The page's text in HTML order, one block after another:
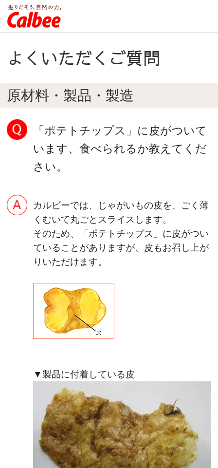
よくいただくご質問
原材料・製品・製造
「ポテトチップス」に皮がついて
います、食べられるか教えてくだ
さい。
カルビーでは、じゃがいもの皮を、ごく薄
くむいて丸ごとスライスします。
そのため、「ポテトチップス」に皮がつい
ていることがありますが、皮もお召し上が
りいただけます。
▼製品に付着している皮